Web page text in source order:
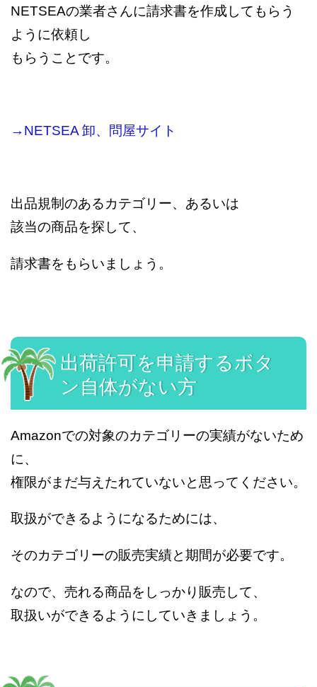
NETSEAの業者さんに請求書を作成してもらう
ように依頼し
もらうことです。
→NETSEA 卸、問屋サイト
出品規制のあるカテゴリー、あるいは
該当の商品を探して、
請求書をもらいましょう。
出荷許可を申請するボタ
ン自体がない方
Amazonでの対象のカテゴリーの実績がないため
に、
権限がまだ与えたれていないと思ってください。
取扱ができるようになるためには、
そのカテゴリーの販売実績と期間が必要です。
なので、売れる商品をしっかり販売して、
取扱いができるようにしていきましょう。